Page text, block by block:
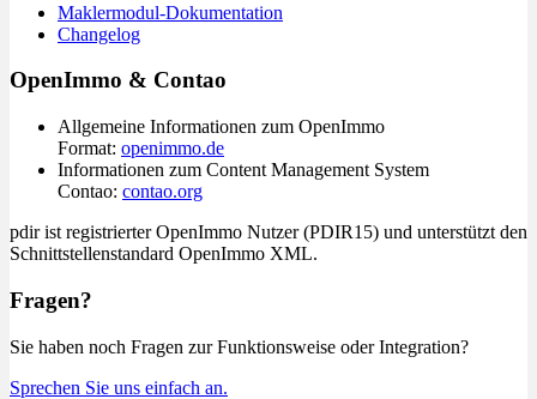
Maklermodul-Dokumentation
Changelog
OpenImmo & Contao
Allgemeine Informationen zum OpenImmo
Format: openimmo.de
Informationen zum Content Management System
Contao: contao.org
pdir ist registrierter OpenImmo Nutzer (PDIR15) und unterstützt den
Schnittstellenstandard OpenImmo XML.
Fragen?
Sie haben noch Fragen zur Funktionsweise oder Integration?
Sprechen Sie uns einfach an.